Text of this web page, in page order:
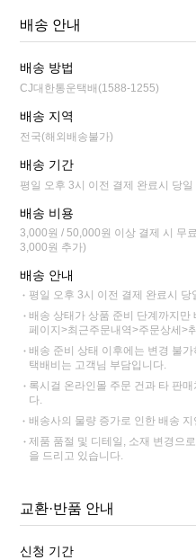
배송 안내
배송 방법
CJ대한통운택배(1588-1255)
배송 지역
전국(해외배송불가)
배송 기간
평일 오후 3시 이전 결제 완료시 당
배송 비용
3,000원 / 50,000원 이상 결제 시 무
3,000원 추가)
배송 안내
평일 오후 3시 이전 결제 완료시 당
배송 상태가 상품 준비 단계까지만
페이지>최근주문내역>주문상세>
배송 준비 상태 이후에는 변경 불
택배비는 고객님 부담입니다.
록시걸 온라인몰 주문 건과 타 판
다.
배송사의 물량 증가로 인한 배송
제품 품절 및 디테일, 소재 변경으
을 드리고 있습니다.
교환·반품 안내
신청 기간